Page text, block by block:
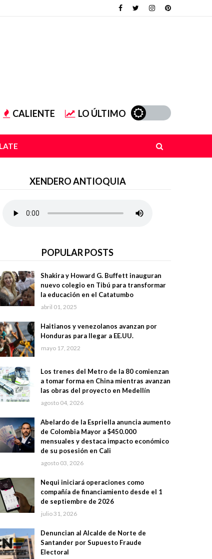
CALIENTE LO ÚLTIMO
XENDERO ANTIOQUIA
POPULAR POSTS
Shakira y Howard G. Buffett inauguran
nuevo colegio en Tibú para transformar
la educación en el Catatumbo
abril 01, 2025
Haitianos y venezolanos avanzan por
Honduras para llegar a EE.UU.
mayo 17, 2022
Los trenes del Metro de la 80 comienzan
a tomar forma en China mientras avanzan
las obras del proyecto en Medellín
agosto 04, 2026
Abelardo de la Espriella anuncia aumento
de Colombia Mayor a $450.000
mensuales y destaca impacto económico
de su posesión en Cali
agosto 03, 2026
Nequi iniciará operaciones como
compañía de financiamiento desde el 1
de septiembre de 2026
julio 31, 2026
Denuncian al Alcalde de Norte de
Santander por Supuesto Fraude
Electoral